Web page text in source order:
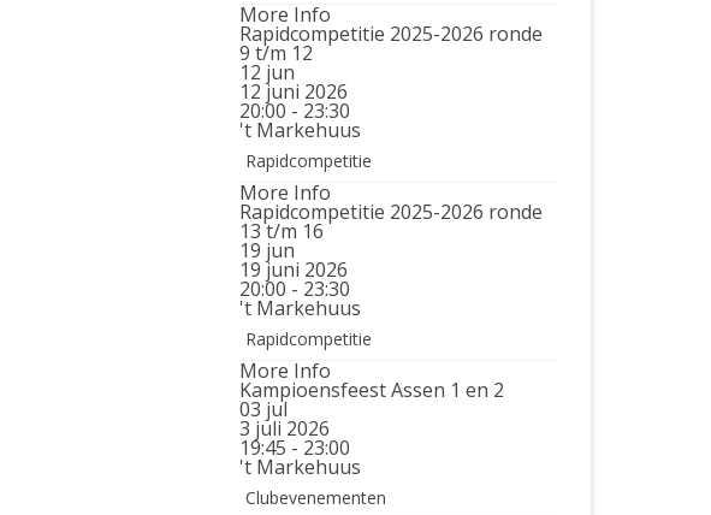
More Info
Rapidcompetitie 2025-2026 ronde
9 t/m 12
12 jun
12 juni 2026
20:00 - 23:30
't Markehuus
Rapidcompetitie
More Info
Rapidcompetitie 2025-2026 ronde
13 t/m 16
19 jun
19 juni 2026
20:00 - 23:30
't Markehuus
Rapidcompetitie
More Info
Kampioensfeest Assen 1 en 2
03 jul
3 juli 2026
19:45 - 23:00
't Markehuus
Clubevenementen